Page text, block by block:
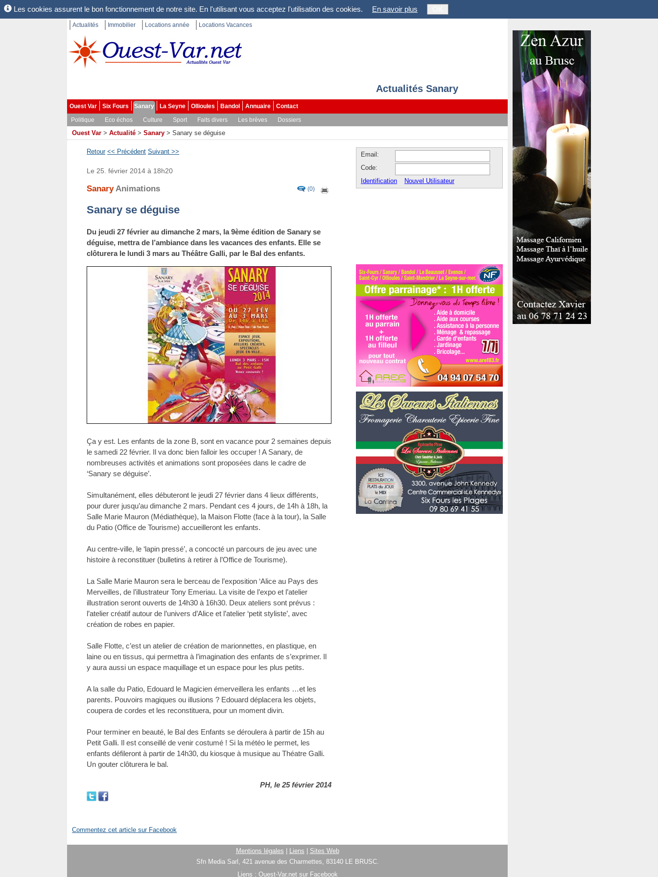
Les cookies assurent le bon fonctionnement de notre site. En l'utilisant vous acceptez l'utilisation des cookies. En savoir plus
Actualités Immobilier Locations année Locations Vacances
Actualités Sanary
Ouest Var Six Fours Sanary La Seyne Ollioules Bandol Annuaire
Contact
Politique
Eco échos Culture Sport Faits divers Les brèves Dossiers
Ouest Var > Actualité > Sanary > Sanary se déguise
Retour << Précédent Suivant >>
(0)
Le 25. février 2014 à 18h20
Sanary Animations
Sanary se déguise
Du jeudi 27 février au dimanche 2 mars, la 9ème édition de Sanary se
déguise, mettra de l’ambiance dans les vacances des enfants. Elle se
clôturera le lundi 3 mars au Théâtre Galli, par le Bal des enfants.
Ça y est. Les enfants de la zone B, sont en vacance pour 2 semaines depuis
le samedi 22 février. Il va donc bien falloir les occuper ! A Sanary, de
nombreuses activités et animations sont proposées dans le cadre de
‘Sanary se déguise’.
Simultanément, elles débuteront le jeudi 27 février dans 4 lieux différents,
pour durer jusqu’au dimanche 2 mars. Pendant ces 4 jours, de 14h à 18h, la
Salle Marie Mauron (Médiathèque), la Maison Flotte (face à la tour), la Salle
du Patio (Office de Tourisme) accueilleront les enfants.
Au centre-ville, le ‘lapin pressé’, a concocté un parcours de jeu avec une
histoire à reconstituer (bulletins à retirer à l’Office de Tourisme).
La Salle Marie Mauron sera le berceau de l’exposition ‘Alice au Pays des
Merveilles, de l’illustrateur Tony Emeriau. La visite de l’expo et l’atelier
illustration seront ouverts de 14h30 à 16h30. Deux ateliers sont prévus :
l’atelier créatif autour de l’univers d’Alice et l’atelier ‘petit styliste’, avec
création de robes en papier.
Salle Flotte, c’est un atelier de création de marionnettes, en plastique, en
laine ou en tissus, qui permettra à l’imagination des enfants de s’exprimer. Il
y aura aussi un espace maquillage et un espace pour les plus petits.
A la salle du Patio, Edouard le Magicien émerveillera les enfants …et les
parents. Pouvoirs magiques ou illusions ? Edouard déplacera les objets,
coupera de cordes et les reconstituera, pour un moment divin.
Pour terminer en beauté, le Bal des Enfants se déroulera à partir de 15h au
Petit Galli. Il est conseillé de venir costumé ! Si la météo le permet, les
enfants défileront à partir de 14h30, du kiosque à musique au Théatre Galli.
Un gouter clôturera le bal.
PH, le 25 février 2014
Commentez cet article sur Facebook
Email:
Code:
Identification
Nouvel Utilisateur
Mentions légales Liens
Sites Web
Sfn Media Sarl, 421 avenue des Charmettes, 83140 LE BRUSC.
Liens : Ouest-Var.net sur Facebook